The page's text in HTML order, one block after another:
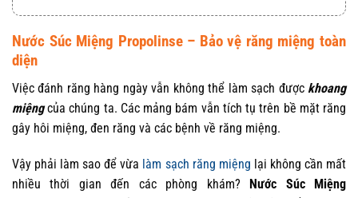
Nước Súc Miệng Propolinse – Bảo vệ răng miệng toàn
diện
Việc đánh răng hàng ngày vẫn không thể làm sạch được khoang
miệngcủa chúng ta. Các mảng bám vẫn tích tụ trên bề mặt răng
gây hôi miệng, đen răng và các bệnh về răng miệng.
Vậy phải làm sao để vừa làm sạch răng miệng lại không cần mất
nhiều thời gian đến các phòng khám?
Nước Súc Miệng